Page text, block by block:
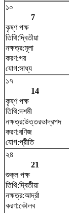
১০
7
কৃষ্ণ পক্ষ
তিথি:দ্বিতীয়া
নক্ষত্র:মূলা
করণ:গর
যোগ:সাধ্য
১৭
14
কৃষ্ণ পক্ষ
তিথি:দশমী
নক্ষত্র:উত্তরভাদ্রপদ
করণ:বণিজ
যোগ:প্রীতি
২৪
21
শুক্ল পক্ষ
তিথি:দ্বিতীয়া
নক্ষত্র:আর্দ্রা
করণ:কৌলব